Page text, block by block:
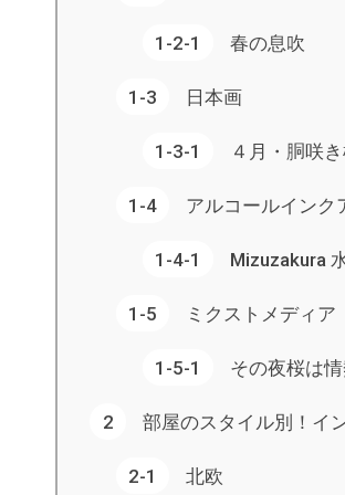
春の息吹
日本画
４月・胴咲
アルコールインク
Mizuzakura
ミクストメディア
その夜桜は
部屋のスタイル別！イ
北欧